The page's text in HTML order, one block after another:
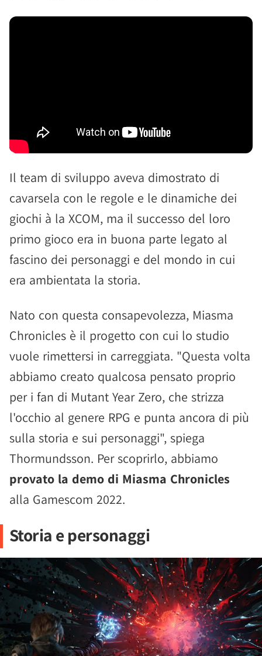
Il team di sviluppo aveva dimostrato di
cavarsela con le regole e le dinamiche dei
giochi à la XCOM, ma il successo del loro
primo gioco era in buona parte legato al
fascino dei personaggi e del mondo in cui
era ambientata la storia.
Nato con questa consapevolezza, Miasma
Chronicles è il progetto con cui lo studio
vuole rimettersi in carreggiata. "Questa volta
abbiamo creato qualcosa pensato proprio
per i fan di Mutant Year Zero, che strizza
l'occhio al genere RPG e punta ancora di più
sulla storia e sui personaggi", spiega
Thormundsson. Per scoprirlo, abbiamo
provato la demo di Miasma Chronicles
alla Gamescom 2022.
Storia e personaggi